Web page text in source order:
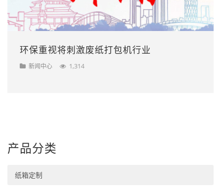
环保重视将刺激废纸打包机行业
新闻中心 1,314
产品分类
纸箱定制